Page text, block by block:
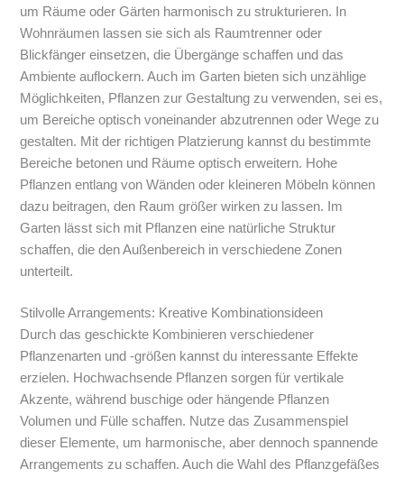
um Räume oder Gärten harmonisch zu strukturieren. In
Wohnräumen lassen sie sich als Raumtrenner oder
Blickfänger einsetzen, die Übergänge schaffen und das
Ambiente auflockern. Auch im Garten bieten sich unzählige
Möglichkeiten, Pflanzen zur Gestaltung zu verwenden, sei es,
um Bereiche optisch voneinander abzutrennen oder Wege zu
gestalten. Mit der richtigen Platzierung kannst du bestimmte
Bereiche betonen und Räume optisch erweitern. Hohe
Pflanzen entlang von Wänden oder kleineren Möbeln können
dazu beitragen, den Raum größer wirken zu lassen. Im
Garten lässt sich mit Pflanzen eine natürliche Struktur
schaffen, die den Außenbereich in verschiedene Zonen
unterteilt.
Stilvolle Arrangements: Kreative Kombinationsideen
Durch das geschickte Kombinieren verschiedener
Pflanzenarten und -größen kannst du interessante Effekte
erzielen. Hochwachsende Pflanzen sorgen für vertikale
Akzente, während buschige oder hängende Pflanzen
Volumen und Fülle schaffen. Nutze das Zusammenspiel
dieser Elemente, um harmonische, aber dennoch spannende
Arrangements zu schaffen. Auch die Wahl des Pflanzgefäßes